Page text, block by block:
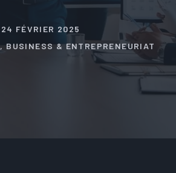
24 FÉVRIER 2025
, BUSINESS & ENTREPRENEURIAT